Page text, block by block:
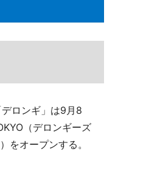
ロンギ」は9月8
（デロンギーズ
オープンする。